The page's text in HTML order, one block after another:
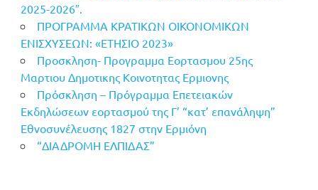
2025-2026″.
ΠΡΟΓΡΑΜΜΑ ΚΡΑΤΙΚΩΝ ΟΙΚΟΝΟΜΙΚΩΝ
ΕΝΙΣΧΥΣΕΩΝ: «ΕΤΗΣΙΟ 2023»
Προσκληση- Προγραμμα Εορτασμου 25ης
Μαρτιου Δημοτικης Κοινοτητας Ερμιονης
Πρόσκληση – Πρόγραμμα Επετειακών
Εκδηλώσεων εορτασμού της Γ’ “κατ’ επανάληψη”
Εθνοσυνέλευσης 1827 στην Ερμιόνη
“ΔΙΑΔΡΟΜΗ ΕΛΠΙΔΑΣ”